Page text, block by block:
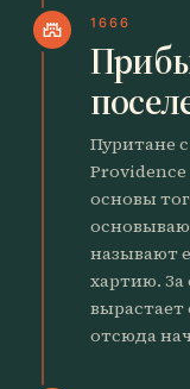
castle 1666
Пуритане
основы
называют
хартию. За
отсюда